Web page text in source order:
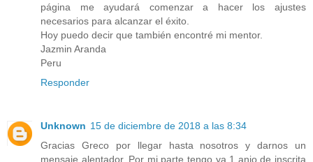
página me ayudará comenzar a hacer los ajustes
necesarios para alcanzar el éxito.
Hoy puedo decir que también encontré mi mentor.
Jazmin Aranda
Peru
Responder
Unknown 15 de diciembre de 2018 a las 8:34
Gracias Greco por llegar hasta nosotros y darnos un
mensaje alentador. Por mi parte tengo ya 1 anio de inscrita